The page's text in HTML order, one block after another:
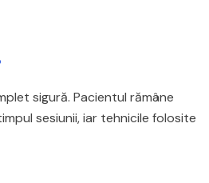
sigură. Pacientul rămâne
sesiunii, iar tehnicile folosite